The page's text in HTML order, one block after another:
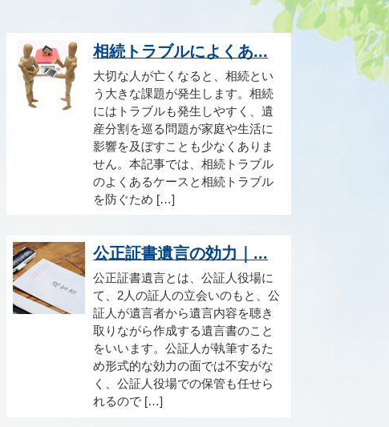
相続トラブルによくあ...
大切な人が亡くなると、相続とい
う大きな課題が発生します。相続
にはトラブルも発生しやすく、遺
産分割を巡る問題が家庭や生活に
影響を及ぼすことも少なくありま
せん。本記事では、相続トラブル
のよくあるケースと相続トラブル
を防ぐため […]
公正証書遺言の効力｜...
公正証書遺言とは、公証人役場に
て、2人の証人の立会いのもと、公
証人が遺言者から遺言内容を聴き
取りながら作成する遺言書のこと
をいいます。公証人が執筆するた
め形式的な効力の面では不安がな
く、公証人役場での保管も任せら
れるので […]